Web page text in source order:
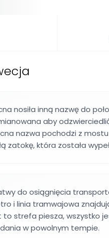
nosiła inną nazwę do
aby
nazwa pochodzi z mostu
zatokę, która została
do osiągnięcia
i linia tramwajowa
to strefa piesza, wszystko
w powolnym tempie.